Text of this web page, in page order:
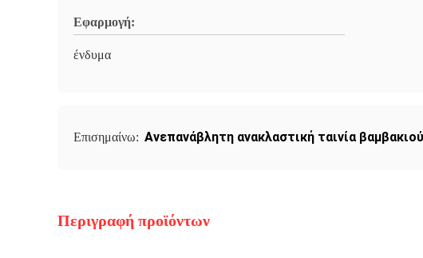
Εφαρμογή:
ένδυμα
Επισημαίνω: Ανεπανάβλητη ανακλαστική ταινία βαμβακιού
Περιγραφή προϊόντων